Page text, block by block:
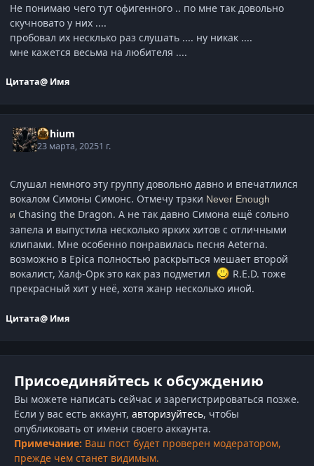
Не понимаю чего тут офигенного .. по мне так довольно
скучновато у них ....
пробовал их несклько раз слушать .... ну никак ....
мне кажется весьма на любителя ....
Цитата@ Имя
Lithium
23 марта, 20251 г.
Слушал немного эту группу довольно давно и впечатлился
вокалом Симоны Симонс. Отмечу трэки Never Enough
и Chasing the Dragon. А не так давно Симона ещё сольно
запела и выпустила несколько ярких хитов с отличными
клипами. Мне особенно понравилась песня Aeterna.
возможно в Epica полностью раскрыться мешает второй
вокалист, Халф-Орк это как раз подметил
R.E.D. тоже
прекрасный хит у неё, хотя жанр несколько иной.
Цитата@ Имя
Присоединяйтесь к обсуждению
Вы можете написать сейчас и зарегистрироваться позже.
Если у вас есть аккаунт, авторизуйтесь, чтобы
опубликовать от имени своего аккаунта.
Примечание: Ваш пост будет проверен модератором,
прежде чем станет видимым.